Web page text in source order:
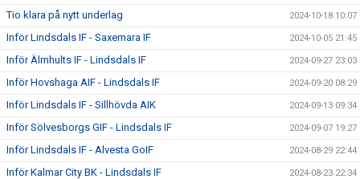
Tio klara på nytt underlag 2024-10-18 10:07
Inför Lindsdals IF - Saxemara IF 2024-10-05 21:45
Inför Älmhults IF - Lindsdals IF 2024-09-27 23:03
Inför Hovshaga AIF - Lindsdals IF 2024-09-20 08:29
Inför Lindsdals IF - Sillhövda AIK 2024-09-13 09:34
Inför Sölvesborgs GIF - Lindsdals IF 2024-09-07 19:27
Inför Lindsdals IF - Alvesta GoIF 2024-08-29 22:44
Inför Kalmar City BK - Lindsdals IF 2024-08-23 22:34